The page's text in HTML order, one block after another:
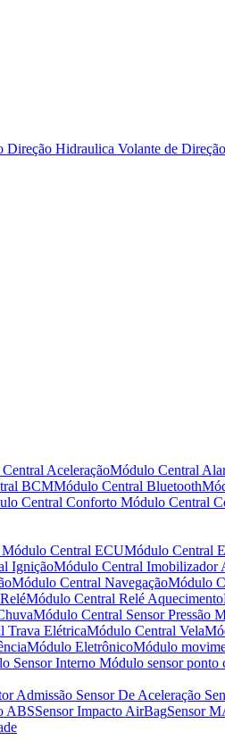
Direção Hidraulica Volante de Direção
AceleraçãoMódulo Central
BCMMódulo Central Bluetooth
Central Conforto Módulo Central
Módulo Central ECUMódulo Central
IgniçãoMódulo Central Imobilizador
Módulo Central NavegaçãoMódulo
Módulo Central Relé Aquecimento
Módulo Central Sensor Pressão
Trava ElétricaMódulo Central Vela
Módulo EletrônicoMódulo
Sensor Interno Módulo sensor ponto
Admissão Sensor De Aceleração
ABSSensor Impacto AirBagSensor